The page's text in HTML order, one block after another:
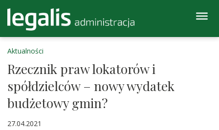
Aktualności
Rzecznik praw lokatorów i
spółdzielców – nowy wydatek
budżetowy gmin?
27.04.2021